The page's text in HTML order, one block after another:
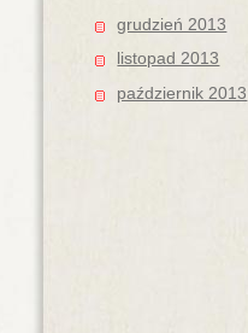
grudzień 2013
listopad 2013
październik 2013